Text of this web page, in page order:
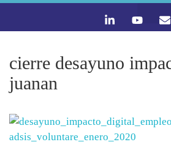
cierre desayuno
juanan